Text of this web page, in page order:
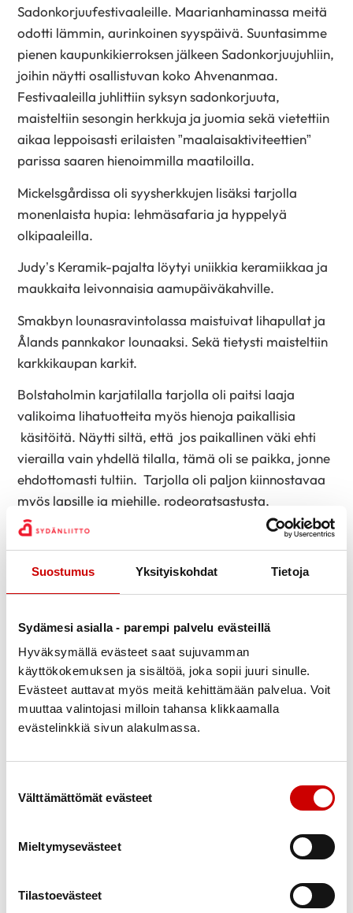
Suostumus Yksityiskohdat Tietoja
Sydämesi asialla - parempi palvelu evästeillä
Hyväksymällä evästeet saat sujuvamman
käyttökokemuksen ja sisältöä, joka sopii juuri sinulle.
Evästeet auttavat myös meitä kehittämään palvelua. Voit
muuttaa valintojasi milloin tahansa klikkaamalla
evästelinkkiä sivun alakulmassa.
Välttämättömät evästeet
Mieltymysevästeet
Tilastoevästeet
Sadonkorjuufestivaaleille. Maarianhaminassa meitä
odotti lämmin, aurinkoinen syyspäivä. Suuntasimme
pienen kaupunkikierroksen jälkeen Sadonkorjuujuhliin,
joihin näytti osallistuvan koko Ahvenanmaa.
Festivaaleilla juhlittiin syksyn sadonkorjuuta,
maisteltiin sesongin herkkuja ja juomia sekä vietettiin
aikaa leppoisasti erilaisten ”maalaisaktiviteettien”
parissa saaren hienoimmilla maatiloilla.
Mickelsgårdissa oli syysherkkujen lisäksi tarjolla
monenlaista hupia: lehmäsafaria ja hyppelyä
olkipaaleilla.
Judy’s Keramik-pajalta löytyi uniikkia keramiikkaa ja
maukkaita leivonnaisia aamupäiväkahville.
Smakbyn lounasravintolassa maistuivat lihapullat ja
Ålands pannkakor lounaaksi. Sekä tietysti maisteltiin
karkkikaupan karkit.
Bolstaholmin karjatilalla tarjolla oli paitsi laaja
valikoima lihatuotteita myös hienoja paikallisia
käsitöitä. Näytti siltä, että jos paikallinen väki ehti
vierailla vain yhdellä tilalla, tämä oli se paikka, jonne
ehdottomasti tultiin. Tarjolla oli paljon kiinnostavaa
myös lapsille ja miehille, rodeoratsastusta,
traktoreita ja ilmakiväriammuntaa.
Grannaksen tilalla, Ahvenanmaan suurimmalla
omenatilalla, myytiin kaikkia mahdollisia omenoista
valmistettuja herkkuja ja juomia.
Iltapäivän lopuksi kävimme vielä katsomassa
Emelia-kaljaasilaivan rakentamista Merikorttelissa.
Kiitos hienosta retkestä, Eija ja Anita!